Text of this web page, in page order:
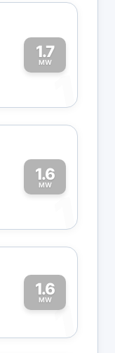
1.7
MW
1
1.6
MW
1
1.6
MW1